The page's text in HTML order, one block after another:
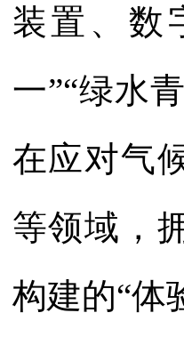
装置、数
一”“绿水
在应对气
等领域，
构建的“体